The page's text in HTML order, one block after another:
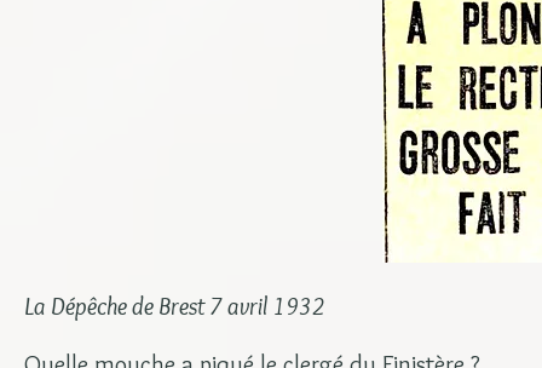
La Dépêche de Brest 7 avril 1932